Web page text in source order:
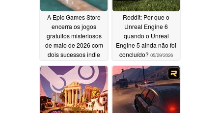
A Epic Games Store
encerra os jogos
gratuitos misteriosos
de maio de 2026 com
dois sucessos indie
05/29/2026
Reddit: Por que o
Unreal Engine 6
quando o Unreal
Engine 5 ainda não foi
concluído? 05/29/2026